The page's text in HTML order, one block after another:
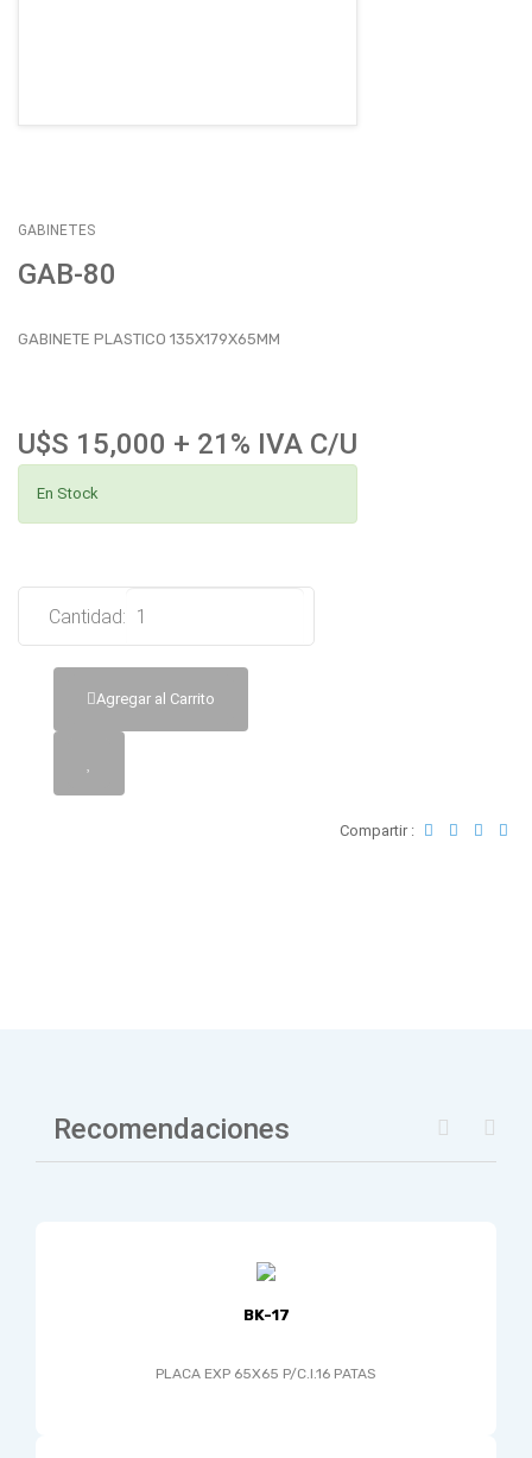
GABINETES
GAB-80
GABINETE PLASTICO 135X179X65MM
U$S 15,000 + 21% IVA C/U
En Stock
Cantidad:
Agregar al Carrito
Compartir :
Recomendaciones
BK-17
PLACA EXP 65X65 P/C.I.16 PATAS